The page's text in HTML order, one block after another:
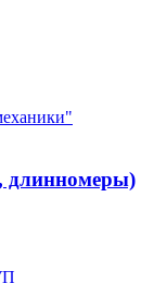
длинномеры)